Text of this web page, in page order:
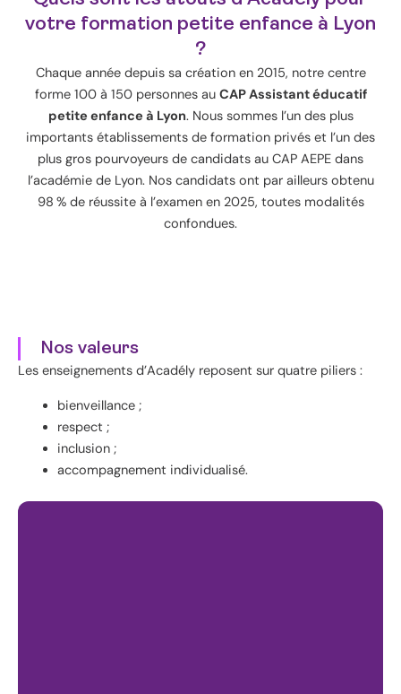
votre formation petite enfance à Lyon
?
Chaque année depuis sa création en 2015, notre centre
forme 100 à 150 personnes au CAP Assistant éducatif
petite enfance à Lyon. Nous sommes l’un des plus
importants établissements de formation privés et l’un des
plus gros pourvoyeurs de candidats au CAP AEPE dans
l’académie de Lyon. Nos candidats ont par ailleurs obtenu
98 % de réussite à l’examen en 2025, toutes modalités
confondues.
Nos valeurs
Les enseignements d’Acadély reposent sur quatre piliers :
bienveillance ;
respect ;
inclusion ;
accompagnement individualisé.